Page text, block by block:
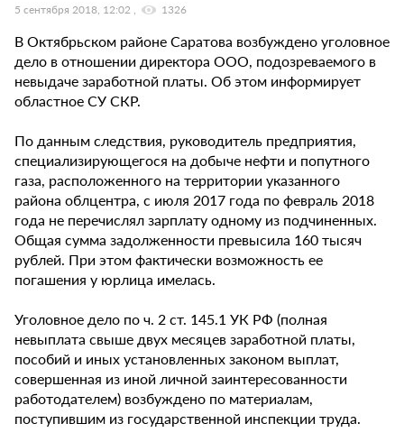
5 сентября 2018, 12:02 1326
В Октябрьском районе Саратова возбуждено уголовное
дело в отношении директора ООО, подозреваемого в
невыдаче заработной платы. Об этом информирует
областное СУ СКР.
По данным следствия, руководитель предприятия,
специализирующегося на добыче нефти и попутного
газа, расположенного на территории указанного
района облцентра, с июля 2017 года по февраль 2018
года не перечислял зарплату одному из подчиненных.
Общая сумма задолженности превысила 160 тысяч
рублей. При этом фактически возможность ее
погашения у юрлица имелась.
Уголовное дело по ч. 2 ст. 145.1 УК РФ (полная
невыплата свыше двух месяцев заработной платы,
пособий и иных установленных законом выплат,
совершенная из иной личной заинтересованности
работодателем) возбуждено по материалам,
поступившим из государственной инспекции труда.